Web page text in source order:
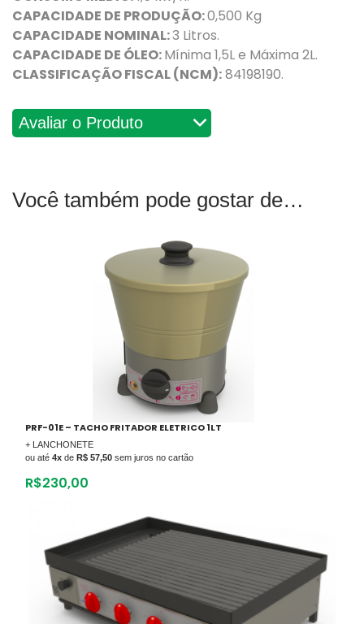
CAPACIDADE DE PRODUÇÃO:0,500 Kg
CAPACIDADE NOMINAL:3 Litros.
CAPACIDADE DE ÓLEO:Mínima 1,5L e Máxima 2L.
CLASSIFICAÇÃO FISCAL (NCM):84198190.
Avaliações
Você também pode gostar de
PRF-01E – TACHO FRITADOR ELETRICO 1LT
+ LANCHONETE
ou até 4x de R$ 57,50 sem juros no cartão
R$230,00